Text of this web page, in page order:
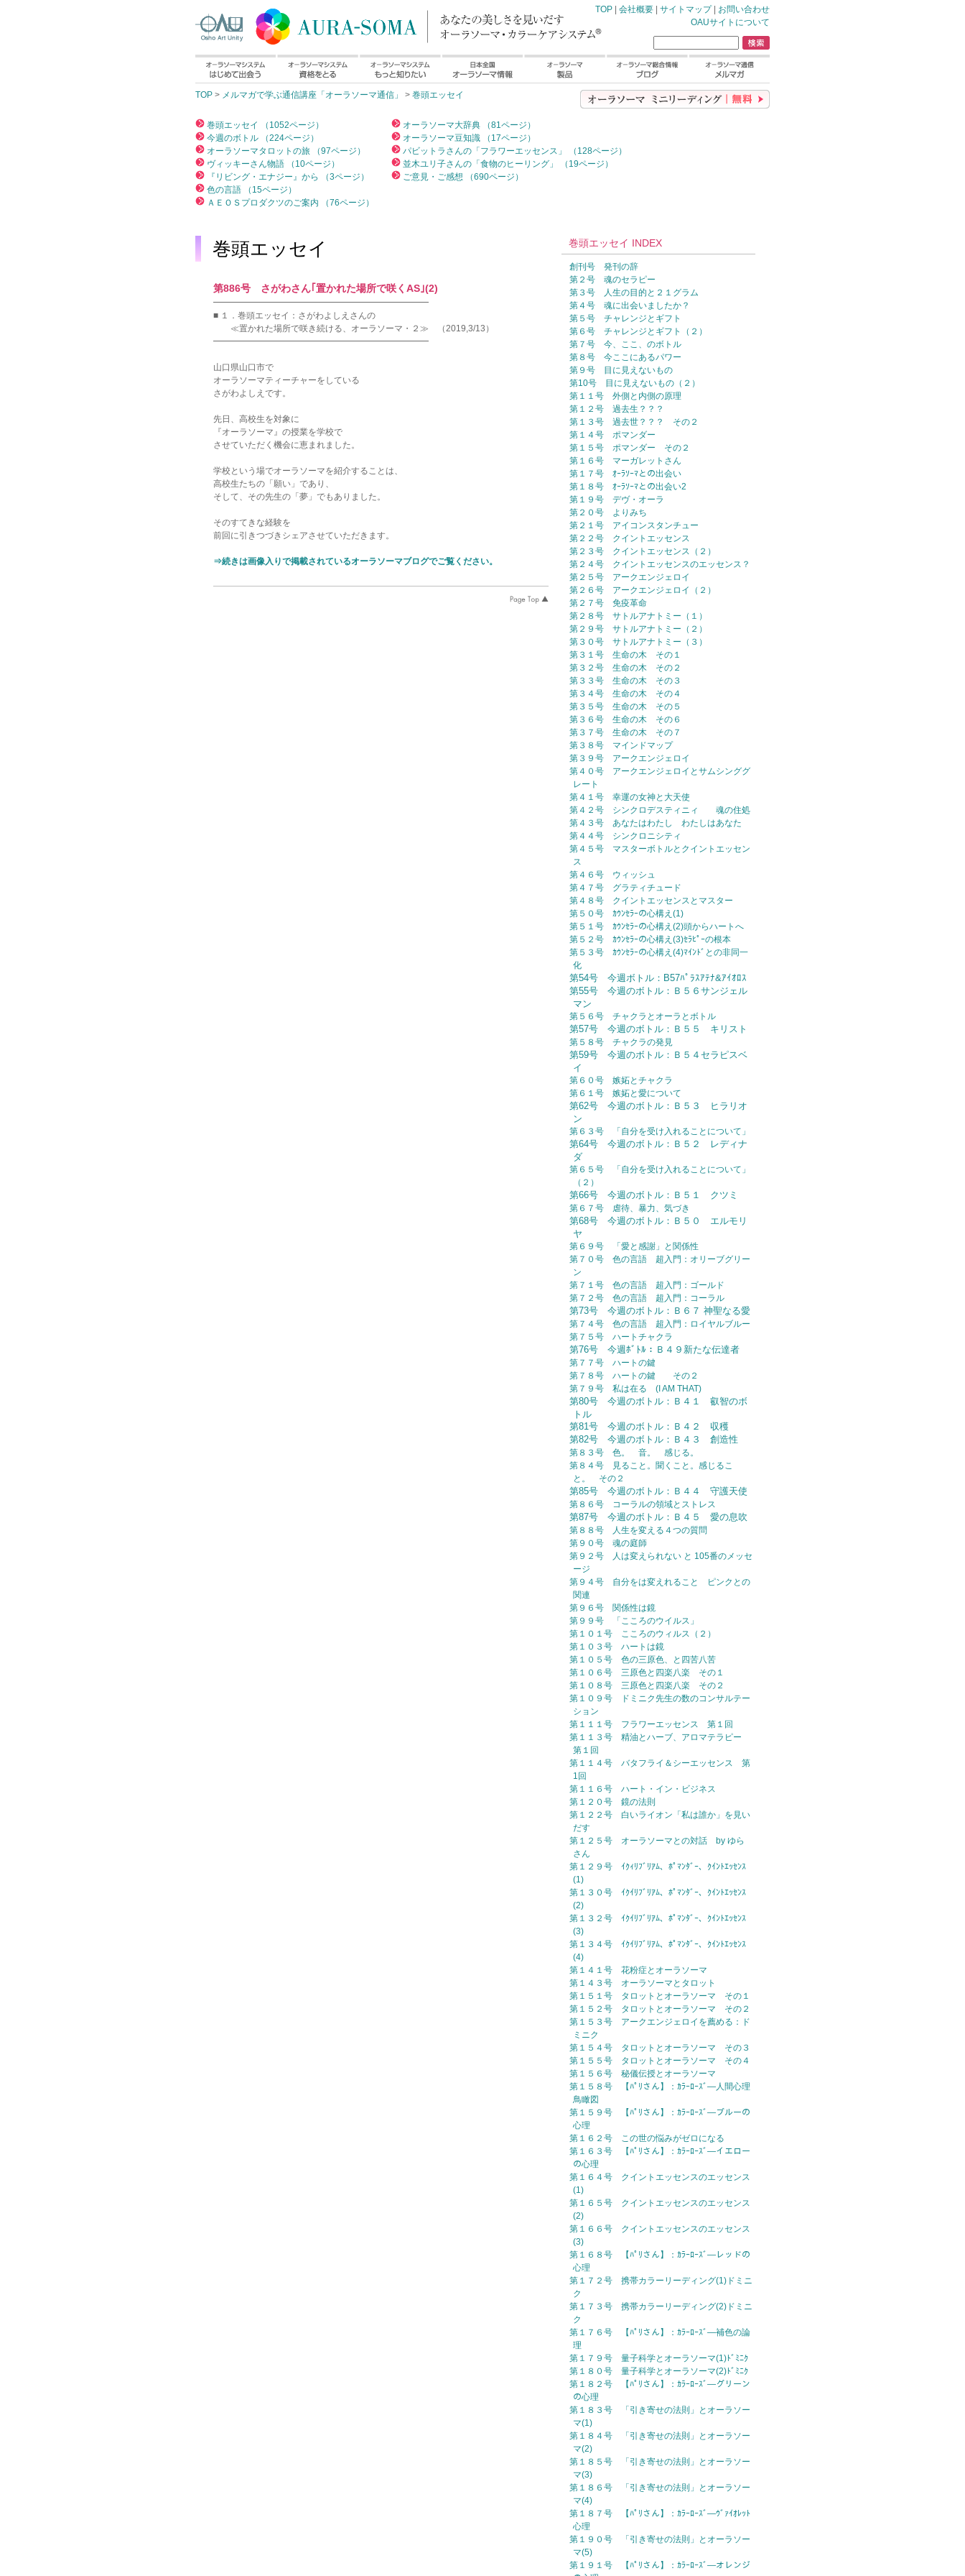
TOP | 会社概要 | サイトマップ| お問い合わせ
OAUサイトについて
TOP > メルマガで学ぶ通信講座「オーラソーマ通信」 > 巻頭エッセイ
巻頭エッセイ （1052ページ）
今週のボトル （224ページ）
オーラソーマタロットの旅 （97ページ）
ヴィッキーさん物語 （10ページ）
『リビング・エナジー』から （3ページ）
色の言語 （15ページ）
ＡＥＯＳプロダクツのご案内 （76ページ）
オーラソーマ大辞典 （81ページ）
オーラソーマ豆知識 （17ページ）
パビットラさんの「フラワーエッセンス」 （128ページ）
並木ユリ子さんの「食物のヒーリング」 （19ページ）
ご意見・ご感想 （690ページ）
巻頭エッセイ
第886号 さがわさん｢置かれた場所で咲くAS｣(2)
━━━━━━━━━━━━━━━━━━━━━━━━━
■ １．巻頭エッセイ：さがわよしえさんの
≪置かれた場所で咲き続ける、オーラソーマ・２≫ （2019,3/13）
━━━━━━━━━━━━━━━━━━━━━━━━━
山口県山口市で
オーラソーマティーチャーをしている
さがわよしえです。
先日、高校生を対象に
『オーラソーマ』の授業を学校で
させていただく機会に恵まれました。
学校という場でオーラソーマを紹介することは、
高校生たちの「願い」であり、
そして、その先生の「夢」でもありました。
そのすてきな経験を
前回に引きつづきシェアさせていただきます。
⇒続きは画像入りで掲載されているオーラソーマブログでご覧ください。
巻頭エッセイ INDEX
創刊号 発刊の辞
第２号 魂のセラピー
第３号 人生の目的と２１グラム
第４号 魂に出会いましたか？
第５号 チャレンジとギフト
第６号 チャレンジとギフト（２）
第７号 今、ここ、のボトル
第８号 今ここにあるパワー
第９号 目に見えないもの
第10号 目に見えないもの（２）
第１１号 外側と内側の原理
第１２号 過去生？？？
第１３号 過去世？？？ その２
第１４号 ポマンダー
第１５号 ポマンダー その２
第１６号 マーガレットさん
第１７号 ｵｰﾗｿｰﾏとの出会い
第１８号 ｵｰﾗｿｰﾏとの出会い2
第１９号 デヴ・オーラ
第２０号 よりみち
第２１号 アイコンスタンチュー
第２２号 クイントエッセンス
第２３号 クイントエッセンス（２）
第２４号 クイントエッセンスのエッセンス？
第２５号 アークエンジェロイ
第２６号 アークエンジェロイ（２）
第２７号 免疫革命
第２８号 サトルアナトミー（１）
第２９号 サトルアナトミー（２）
第３０号 サトルアナトミー（３）
第３１号 生命の木 その１
第３２号 生命の木 その２
第３３号 生命の木 その３
第３４号 生命の木 その４
第３５号 生命の木 その５
第３６号 生命の木 その６
第３７号 生命の木 その７
第３８号 マインドマップ
第３９号 アークエンジェロイ
第４０号 アークエンジェロイとサムシンググ
レート
第４１号 幸運の女神と大天使
第４２号 シンクロデスティニィ 魂の住処
第４３号 あなたはわたし わたしはあなた
第４４号 シンクロニシティ
第４５号 マスターボトルとクイントエッセン
ス
第４６号 ウィッシュ
第４７号 グラティチュード
第４８号 クイントエッセンスとマスター
第５０号 ｶｳﾝｾﾗｰの心構え(1)
第５１号 ｶｳﾝｾﾗｰの心構え(2)頭からハートへ
第５２号 ｶｳﾝｾﾗｰの心構え(3)ｾﾗﾋﾟｰの根本
第５３号 ｶｳﾝｾﾗｰの心構え(4)ﾏｲﾝﾄﾞとの非同一
化
第54号 今週ボトル：B57ﾊﾟﾗｽｱﾃﾅ&ｱｲｵﾛｽ
第55号 今週のボトル：Ｂ５６サンジェル
マン
第５６号 チャクラとオーラとボトル
第57号 今週のボトル：Ｂ５５ キリスト
第５８号 チャクラの発見
第59号 今週のボトル：Ｂ５４セラピスベ
イ
第６０号 嫉妬とチャクラ
第６１号 嫉妬と愛について
第62号 今週のボトル：Ｂ５３ ヒラリオ
ン
第６３号 「自分を受け入れることについて」
第64号 今週のボトル：Ｂ５２ レディナ
ダ
第６５号 「自分を受け入れることについて」
（２）
第66号 今週のボトル：Ｂ５１ クツミ
第６７号 虐待、暴力、気づき
第68号 今週のボトル：Ｂ５０ エルモリ
ヤ
第６９号 「愛と感謝」と関係性
第７０号 色の言語 超入門：オリーブグリー
ン
第７１号 色の言語 超入門：ゴールド
第７２号 色の言語 超入門：コーラル
第73号 今週のボトル：Ｂ６７ 神聖なる愛
第７４号 色の言語 超入門：ロイヤルブルー
第７５号 ハートチャクラ
第76号 今週ﾎﾞﾄﾙ：Ｂ４９新たな伝達者
第７７号 ハートの鍵
第７８号 ハートの鍵 その２
第７９号 私は在る (I AM THAT)
第80号 今週のボトル：Ｂ４１ 叡智のボ
トル
第81号 今週のボトル：Ｂ４２ 収穫
第82号 今週のボトル：Ｂ４３ 創造性
第８３号 色。 音。 感じる。
第８４号 見ること。聞くこと。感じるこ
と。 その２
第85号 今週のボトル：Ｂ４４ 守護天使
第８６号 コーラルの領域とストレス
第87号 今週のボトル：Ｂ４５ 愛の息吹
第８８号 人生を変える４つの質問
第９０号 魂の庭師
第９２号 人は変えられない と 105番のメッセ
ージ
第９４号 自分をは変えれること ピンクとの
関連
第９６号 関係性は鏡
第９９号 「こころのウイルス」
第１０１号 こころのウィルス（２）
第１０３号 ハートは鏡
第１０５号 色の三原色、と四苦八苦
第１０６号 三原色と四楽八楽 その１
第１０８号 三原色と四楽八楽 その２
第１０９号 ドミニク先生の数のコンサルテー
ション
第１１１号 フラワーエッセンス 第１回
第１１３号 精油とハーブ、アロマテラピー
第１回
第１１４号 バタフライ＆シーエッセンス 第
1回
第１１６号 ハート・イン・ビジネス
第１２０号 鏡の法則
第１２２号 白いライオン「私は誰か」を見い
だす
第１２５号 オーラソーマとの対話 by ゆら
さん
第１２９号 ｲｸｨﾘﾌﾞﾘｱﾑ、ﾎﾟﾏﾝﾀﾞｰ、ｸｲﾝﾄｴｯｾﾝｽ
(1)
第１３０号 ｲｸｲﾘﾌﾞﾘｱﾑ、ﾎﾟﾏﾝﾀﾞｰ、ｸｲﾝﾄｴｯｾﾝｽ
(2)
第１３２号 ｲｸｲﾘﾌﾞﾘｱﾑ、ﾎﾟﾏﾝﾀﾞｰ、ｸｲﾝﾄｴｯｾﾝｽ
(3)
第１３４号 ｲｸｲﾘﾌﾞﾘｱﾑ、ﾎﾟﾏﾝﾀﾞｰ、ｸｲﾝﾄｴｯｾﾝｽ
(4)
第１４１号 花粉症とオーラソーマ
第１４３号 オーラソーマとタロット
第１５１号 タロットとオーラソーマ その１
第１５２号 タロットとオーラソーマ その２
第１５３号 アークエンジェロイを薦める：ド
ミニク
第１５４号 タロットとオーラソーマ その３
第１５５号 タロットとオーラソーマ その４
第１５６号 秘儀伝授とオーラソーマ
第１５８号 【ﾊﾟﾘさん】：ｶﾗｰﾛｰｽﾞ—人間心理
鳥瞰図
第１５９号 【ﾊﾟﾘさん】：ｶﾗｰﾛｰｽﾞ—ブルーの
心理
第１６２号 この世の悩みがゼロになる
第１６３号 【ﾊﾟﾘさん】：ｶﾗｰﾛｰｽﾞ—イエロー
の心理
第１６４号 クイントエッセンスのエッセンス
(1)
第１６５号 クイントエッセンスのエッセンス
(2)
第１６６号 クイントエッセンスのエッセンス
(3)
第１６８号 【ﾊﾟﾘさん】：ｶﾗｰﾛｰｽﾞ—レッドの
心理
第１７２号 携帯カラーリーディング(1)ドミニ
ク
第１７３号 携帯カラーリーディング(2)ドミニ
ク
第１７６号 【ﾊﾟﾘさん】：ｶﾗｰﾛｰｽﾞ—補色の論
理
第１７９号 量子科学とオーラソーマ(1)ﾄﾞﾐﾆｸ
第１８０号 量子科学とオーラソーマ(2)ﾄﾞﾐﾆｸ
第１８２号 【ﾊﾟﾘさん】：ｶﾗｰﾛｰｽﾞ—グリーン
の心理
第１８３号 「引き寄せの法則」とオーラソー
マ(1)
第１８４号 「引き寄せの法則」とオーラソー
マ(2)
第１８５号 「引き寄せの法則」とオーラソー
マ(3)
第１８６号 「引き寄せの法則」とオーラソー
マ(4)
第１８７号 【ﾊﾟﾘさん】：ｶﾗｰﾛｰｽﾞ—ｳﾞｧｲｵﾚｯﾄ
心理
第１９０号 「引き寄せの法則」とオーラソー
マ(5)
第１９１号 【ﾊﾟﾘさん】：ｶﾗｰﾛｰｽﾞ—オレンジ